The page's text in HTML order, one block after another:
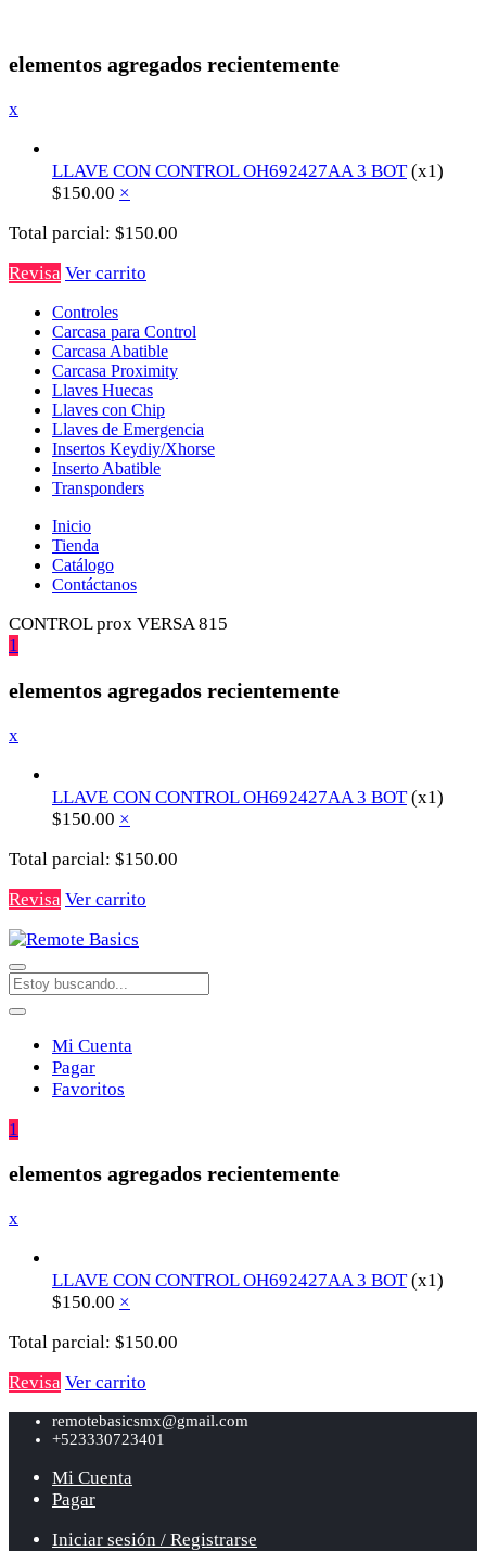
elementos agregados recientemente
x
LLAVE CON CONTROL OH692427AA 3 BOT (x1)
$150.00 ×
Total parcial: $150.00
Revisa Ver carrito
Controles
Carcasa para Control
Carcasa Abatible
Carcasa Proximity
Llaves Huecas
Llaves con Chip
Llaves de Emergencia
Insertos Keydiy/Xhorse
Inserto Abatible
Transponders
Inicio
Tienda
Catálogo
Contáctanos
CONTROL prox VERSA 815
1
elementos agregados recientemente
x
LLAVE CON CONTROL OH692427AA 3 BOT (x1)
$150.00 ×
Total parcial: $150.00
Revisa Ver carrito
Mi Cuenta
Pagar
Favoritos
1
elementos agregados recientemente
x
LLAVE CON CONTROL OH692427AA 3 BOT (x1)
$150.00 ×
Total parcial: $150.00
Revisa Ver carrito
remotebasicsmx@gmail.com
+523330723401
Mi Cuenta
Pagar
Iniciar sesión / Registrarse